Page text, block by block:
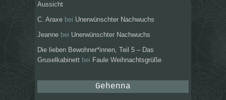
Aussicht
C. Araxe bei Unerwünschter Nachwuchs
Jeanne bei Unerwünschter Nachwuchs
Die lieben Bewohner*innen, Teil 5 – Das
Gruselkabinett bei Faule Weihnachtsgrüße
Gehenna